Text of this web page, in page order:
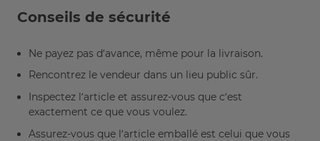
Conseils de sécurité
Ne payez pas d’avance, même pour la livraison.
Rencontrez le vendeur dans un lieu public sûr.
Inspectez l’article et assurez-vous que c’est
exactement ce que vous voulez.
Assurez-vous que l’article emballé est celui que vous